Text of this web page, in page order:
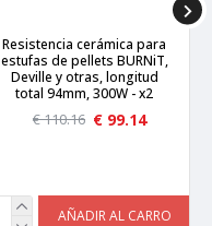
Resistencia cerámica para
estufas de pellets BURNiT,
Deville y otras, longitud
total 94mm, 300W - x2
€ 99.14
€ 110.16
AÑADIR AL CARRO